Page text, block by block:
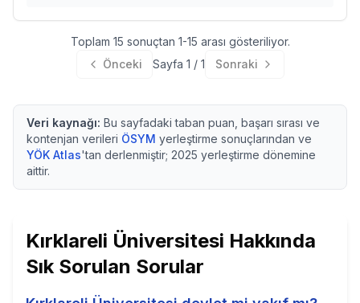
Toplam 15 sonuçtan 1-15 arası gösteriliyor.
Önceki
Sayfa 1 / 1 Sonraki
Veri kaynağı: Bu sayfadaki taban puan, başarı sırası ve
kontenjan verileri ÖSYM yerleştirme sonuçlarından ve
YÖK Atlas'tan derlenmiştir; 2025 yerleştirme dönemine
aittir.
Kırklareli Üniversitesi Hakkında
Sık Sorulan Sorular